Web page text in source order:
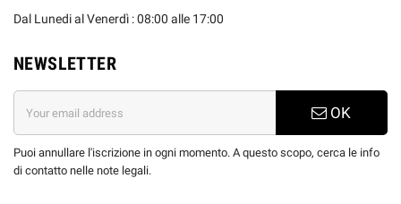
Dal Lunedi al Venerdì : 08:00 alle 17:00
NEWSLETTER
OK
Puoi annullare l'iscrizione in ogni momento. A questo scopo, cerca le info
di contatto nelle note legali.